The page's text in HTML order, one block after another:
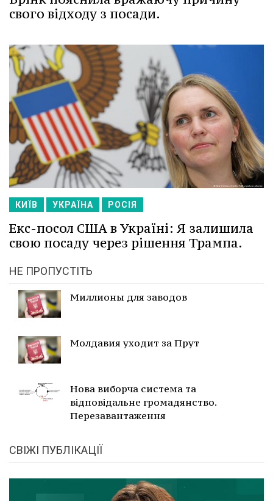
свого відходу з посади.
КИЇВ УКРАЇНА РОСІЯ
Екс-посол США в Україні: Я залишила
свою посаду через рішення Трампа.
НЕ ПРОПУСТІТЬ
Миллионы для заводов
Молдавия уходит за Прут
Нова виборча система та
відповідальне громадянство.
Перезавантаження
СВІЖІ ПУБЛІКАЦІЇ